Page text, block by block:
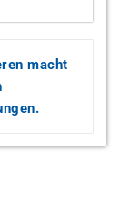
macht